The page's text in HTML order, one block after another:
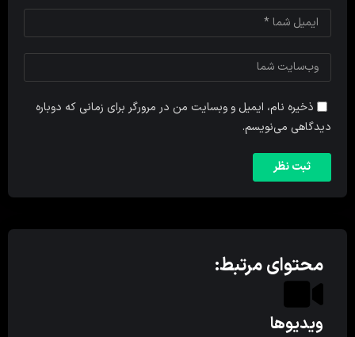
ذخیره نام، ایمیل و وبسایت من در مرورگر برای زمانی که دوباره
دیدگاهی می‌نویسم.
محتوای مرتبط:
ویدیوها